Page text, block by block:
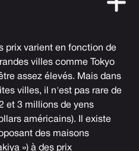
prix varient en fonction de
villes comme Tokyo
assez élevés. Mais dans
villes, il n'est pas rare de
et 3 millions de yens
américains). Il existe
des maisons
») à des prix